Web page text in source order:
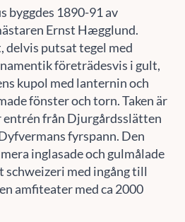
byggdes 1890-91 av
Ernst Hægglund.
delvis putsat tegel med
företrädesvis i gult,
kupol med lanternin och
fönster och torn. Taken är
entrén från Djurgårdsslätten
fyrspann. Den
inglasade och gulmålade
med ingång till
amfiteater med ca 2000